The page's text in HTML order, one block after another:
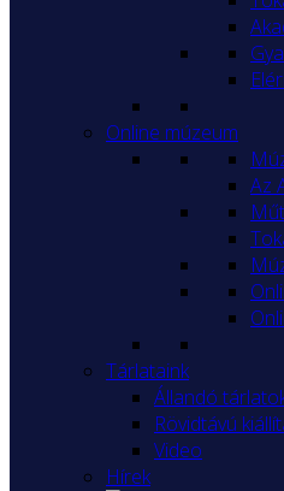
Online múzeum
Az
Tárlataink
Állandó
Rövidtávú
Video
Hírek